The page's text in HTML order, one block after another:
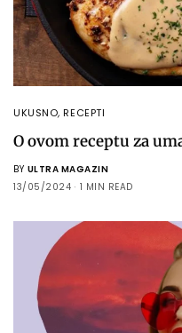
UKUSNO,RECEPTI
O ovom receptu za
BY ULTRA MAGAZIN
13/05/2024
1 MIN READ